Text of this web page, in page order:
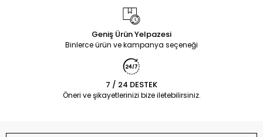
Geniş Ürün Yelpazesi
Binlerce ürün ve kampanya seçeneği
7 / 24 DESTEK
Öneri ve şikayetlerinizi bize iletebilirsiniz.